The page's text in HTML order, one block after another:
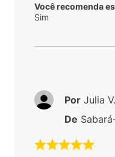
Você recomenda
Sim
Por Julia V.
De